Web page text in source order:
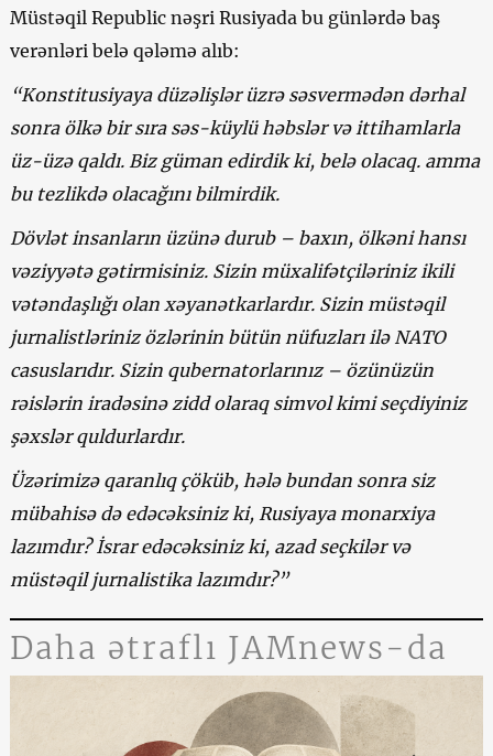
Müstəqil Republic nəşri Rusiyada bu günlərdə baş
verənləri belə qələmə alıb:
“Konstitusiyaya düzəlişlər üzrə səsvermədən dərhal
sonra ölkə bir sıra səs-küylü həbslər və ittihamlarla
üz-üzə qaldı. Biz güman edirdik ki, belə olacaq. amma
bu tezlikdə olacağını bilmirdik.
Dövlət insanların üzünə durub – baxın, ölkəni hansı
vəziyyətə gətirmisiniz. Sizin müxalifətçiləriniz ikili
vətəndaşlığı olan xəyanətkarlardır. Sizin müstəqil
jurnalistləriniz özlərinin bütün nüfuzları ilə NATO
casuslarıdır. Sizin qubernatorlarınız – özünüzün
rəislərin iradəsinə zidd olaraq simvol kimi seçdiyiniz
şəxslər quldurlardır.
Üzərimizə qaranlıq çöküb, hələ bundan sonra siz
mübahisə də edəcəksiniz ki, Rusiyaya monarxiya
lazımdır? İsrar edəcəksiniz ki, azad seçkilər və
müstəqil jurnalistika lazımdır?”
Daha ətraflı JAMnews-da